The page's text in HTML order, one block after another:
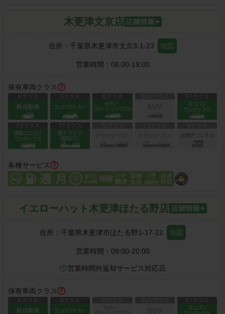
木更津文京店
住所： 千葉県木更津市文京3-1-23 地図
営業時間： 08:00-19:00
保有車両クラス
各種サービス
イエローハット木更津ほたる野店
住所： 千葉県木更津市ほたる野1-17-22 地図
営業時間： 09:00-20:00
営業時間外返却サービス対応店
保有車両クラス